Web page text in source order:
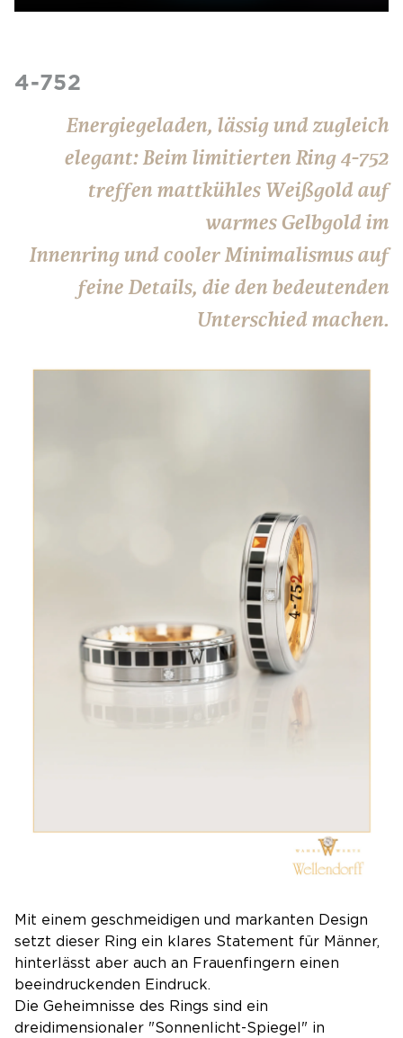
4-752
Energiegeladen, lässig und zugleich
elegant: Beim limitierten Ring 4-752
treffen mattkühles Weißgold auf
warmes Gelbgold im
Innenring und cooler Minimalismus auf
feine Details, die den bedeutenden
Unterschied machen.
Mit einem geschmeidigen und markanten Design
setzt dieser Ring ein klares Statement für Männer,
hinterlässt aber auch an Frauenfingern einen
beeindruckenden Eindruck.
Die Geheimnisse des Rings sind ein
dreidimensionaler "Sonnenlicht-Spiegel" in